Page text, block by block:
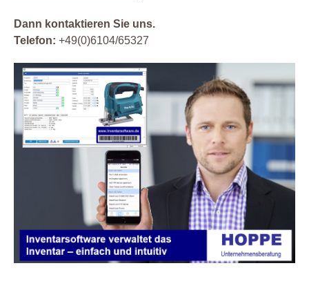
Dann kontaktieren Sie uns.
Telefon: +49(0)6104/65327